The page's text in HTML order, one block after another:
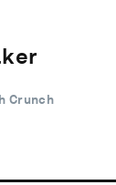
Crunch